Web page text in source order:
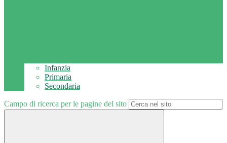
Infanzia
Primaria
Secondaria
Campo di ricerca per le pagine del sito